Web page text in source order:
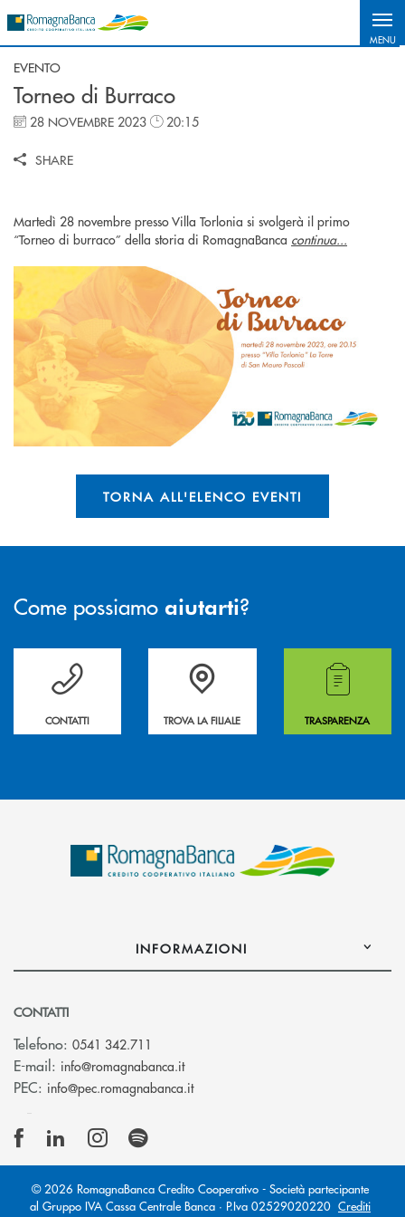
MENU
EVENTO
Torneo di Burraco
28 NOVEMBRE 2023 20:15
SHARE
Martedì 28 novembre presso Villa Torlonia si svolgerà il primo
“Torneo di burraco” della storia di RomagnaBanca continua...
TORNA ALL'ELENCO EVENTI
Come possiamo aiutarti?
Per ogni necessità compila il form e noi ti richiamiamo
CONTATTI
La&nbsp; Filiale &nbsp;vicina a te. &nbsp;
TROVA LA FILIALE
Hai bisogno di
TRASPARENZA
INFORMAZIONI
CONTATTI
Telefono: 0541 342.711
E-mail: info@romagnabanca.it(si apre l’app di posta elettronica)
PEC: info@pec.romagnabanca.it(si apre l’app di posta elettronica)
© 2026 RomagnaBanca Credito Cooperativo - Società partecipante
al Gruppo IVA Cassa Centrale Banca · P.Iva 02529020220 Crediti